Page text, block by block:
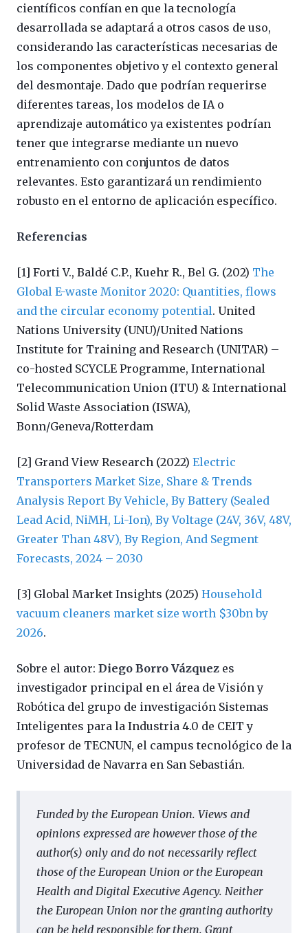
científicos confían en que la tecnología
desarrollada se adaptará a otros casos de uso,
considerando las características necesarias de
los componentes objetivo y el contexto general
del desmontaje. Dado que podrían requerirse
diferentes tareas, los modelos de IA o
aprendizaje automático ya existentes podrían
tener que integrarse mediante un nuevo
entrenamiento con conjuntos de datos
relevantes. Esto garantizará un rendimiento
robusto en el entorno de aplicación específico.
Referencias
[1] Forti V., Baldé C.P., Kuehr R., Bel G. (202) The
Global E-waste Monitor 2020: Quantities, flows
and the circular economy potential. United
Nations University (UNU)/United Nations
Institute for Training and Research (UNITAR) –
co-hosted SCYCLE Programme, International
Telecommunication Union (ITU) & International
Solid Waste Association (ISWA),
Bonn/Geneva/Rotterdam
[2] Grand View Research (2022) Electric
Transporters Market Size, Share & Trends
Analysis Report By Vehicle, By Battery (Sealed
Lead Acid, NiMH, Li-Ion), By Voltage (24V, 36V, 48V,
Greater Than 48V), By Region, And Segment
Forecasts, 2024 – 2030
[3] Global Market Insights (2025) Household
vacuum cleaners market size worth $30bn by
2026.
Sobre el autor: Diego Borro Vázquez es
investigador principal en el área de Visión y
Robótica del grupo de investigación Sistemas
Inteligentes para la Industria 4.0 de CEIT y
profesor de TECNUN, el campus tecnológico de la
Universidad de Navarra en San Sebastián.
Funded by the European Union. Views and
opinions expressed are however those of the
author(s) only and do not necessarily reflect
those of the European Union or the European
Health and Digital Executive Agency. Neither
the European Union nor the granting authority
can be held responsible for them. Grant